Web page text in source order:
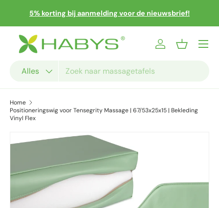
Ga naar inhoud
5% korting bij aanmelding voor de nieuwsbrief!
Alles
InloggenMandje
Menu
Home
Positioneringswig voor Tensegrity Massage | 67/53x25x15 | Bekleding
Vinyl Flex
Ga direct naar productinformatie